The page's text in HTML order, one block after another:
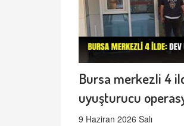
Bursa merkezli 4
uyuşturucu
9 Haziran 2026 Salı